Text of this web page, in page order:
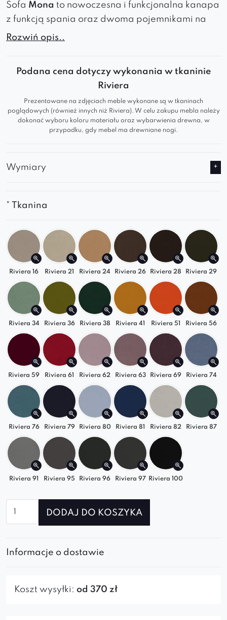
Sofa Mona to nowoczesna i funkcjonalna kanapa
z funkcją spania oraz dwoma pojemnikami na
pościel. Jej minimalistyczny design sprawiają, że
Najważniejsze cechy:
Funkcja spania– szybki i łatwy mechanizm
rozkładania zapewnia wygodne miejsce do snu.
Dwa pojemniki na pościel – praktyczne
✅Wygodne siedzisko i oparcie
ceniących zarówno estetykę, jak i funkcjonalność.
Idealnie sprawdzi się w salonie, pokoju
gościnnym lub przestrzeni wielofunkcyjnej.
Rozwiń opis..
Podana cena dotyczy wykonania w tkaninie
Riviera
Prezentowane na zdjęciach meble wykonane są w tkaninach
poglądowych (również innych niż Riviera). W celu zakupu mebla należy
dokonać wyboru koloru materiału oraz wybarwienia drewna, w
przypadku, gdy mebel ma drewniane nogi.
Wymiary
* Tkanina
Riviera 16 Riviera 21 Riviera 24 Riviera 26 Riviera 28 Riviera 29
Riviera 34 Riviera 36 Riviera 38 Riviera 41 Riviera 51 Riviera 56
Riviera 59 Riviera 61 Riviera 62 Riviera 63 Riviera 69 Riviera 74
Riviera 76 Riviera 79 Riviera 80 Riviera 81 Riviera 82 Riviera 87
Riviera 91 Riviera 95 Riviera 96 Riviera 97 Riviera 100
Sofa
DODAJ DO KOSZYKA
Informacje o dostawie
Koszt wysyłki: od 370 zł